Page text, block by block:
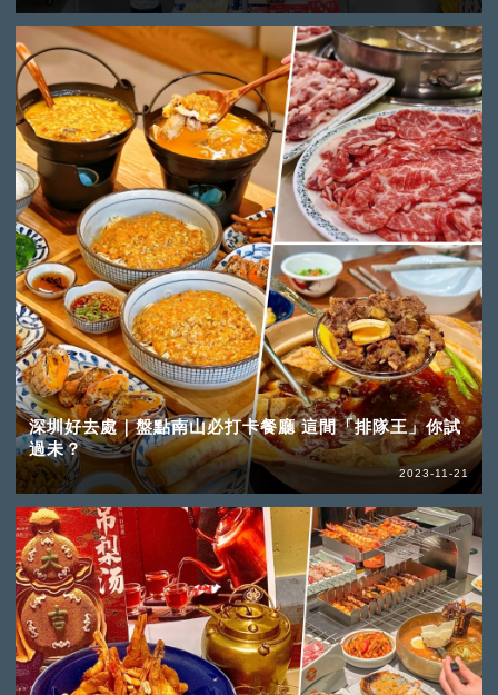
深圳好去處｜盤點南山必打卡餐廳 這間「排隊王」你試
過未？
2023-11-21